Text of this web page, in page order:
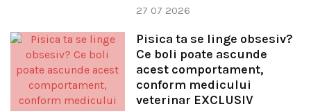
27 07 2026
Pisica ta se linge obsesiv?
Ce boli poate ascunde
acest comportament,
conform medicului
veterinar EXCLUSIV